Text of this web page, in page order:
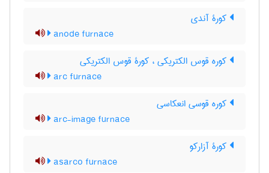
کورۀ آندی
anode furnace
کوره قوس الکتریکی ، کورۀ قوس الکتریکی
arc furnace
کوره قوسی انعکاسی
arc-image furnace
کورۀ آزارکو
asarco furnace